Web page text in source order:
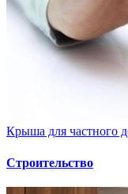
Крыша для частного
Строительство